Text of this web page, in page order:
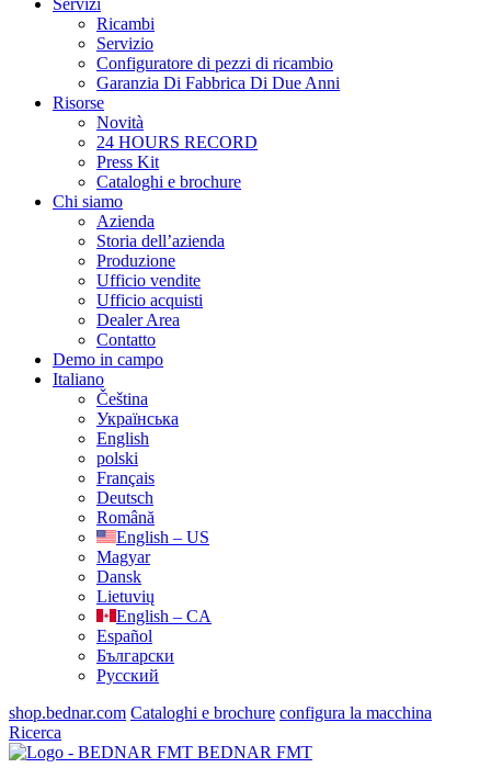
Servizi
Ricambi
Servizio
Configuratore di pezzi di ricambio
Garanzia Di Fabbrica Di Due Anni
Risorse
Novità
24 HOURS RECORD
Press Kit
Cataloghi e brochure
Chi siamo
Azienda
Storia dell’azienda
Produzione
Ufficio vendite
Ufficio acquisti
Dealer Area
Contatto
Demo in campo
Italiano
Čeština
Українська
English
polski
Français
Deutsch
Română
English – US
Magyar
Dansk
Lietuvių
English – CA
Español
Български
Русский
shop.bednar.com Cataloghi e brochure configura la macchina
Ricerca
BEDNAR FMT